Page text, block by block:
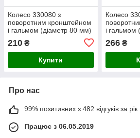
Колесо 330080 з
поворотним кронштейном
і гальмом (діаметр 80 мм)
210 ₴
Купити
Колесо
і гальмом
266₴
Про нас
99% позитивних з 482 відгуків за рік
Працює з 06.05.2019